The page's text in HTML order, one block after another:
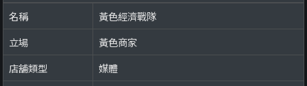
名稱
黃色經濟戰隊
立場
黃色商家
店舖類型
媒體